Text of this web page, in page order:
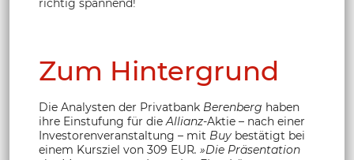
Zum Hintergrund
Die Analysten der Privatbank Berenberg haben
ihre Einstufung für dieAllianz-Aktie – nach einer
Investorenveranstaltung – mit Buy bestätigt bei
einem Kursziel von 309 EUR. »Die Präsentation